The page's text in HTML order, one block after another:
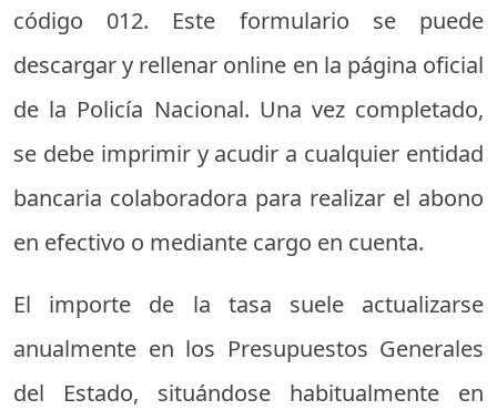
código 012. Este formulario se puede
descargar y rellenar online en la página oficial
de la Policía Nacional. Una vez completado,
se debe imprimir y acudir a cualquier entidad
bancaria colaboradora para realizar el abono
en efectivo o mediante cargo en cuenta.
El importe de la tasa suele actualizarse
anualmente en los Presupuestos Generales
del Estado, situándose habitualmente en